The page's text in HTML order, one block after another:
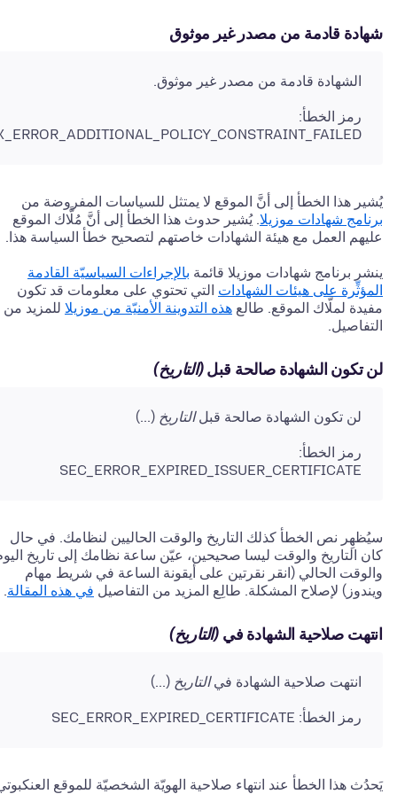
شهادة قادمة من مصدر غير موثوق
الشهادة قادمة من مصدر غير موثوق.
رمز الخطأ:
يُشير هذا الخطأ إلى أنَّ الموقع لا يمتثل للسياسات المفروضة من
برنامج شهادات موزيلا. يُشير حدوث هذا الخطأ إلى أنَّ مُلَّاك الموقع
عليهم العمل مع هيئة الشهادات خاصتهم لتصحيح خطأ السياسة هذا.
ينشر برنامج شهادات موزيلا قائمة بالإجراءات السياسيّة القادمة
المؤثِّرة على هيئات الشهادات التي تحتوي على معلومات قد تكون
مفيدة لملّاك الموقع. طالع هذه التدوينة الأمنيّة من موزيلا للمزيد من
التفاصيل.
لن تكون الشهادة صالحة قبل(التاريخ)
لن تكون الشهادة صالحة قبلالتاريخ (...)
رمز الخطأ:
SEC_ERROR_EXPIRED_ISSUER_CERTIFICATE
سيُظهِر نص الخطأ كذلك التاريخ والوقت الحاليين لنظامك. في حال
كان التاريخ والوقت ليسا صحيحين، عيّن ساعة نظامك إلى تاريخ
والوقت الحالي (انقر نقرتين على أيقونة الساعة في شريط مهام
ويندوز) لإصلاح المشكلة. طالِع المزيد من التفاصيل في هذه المقالة.
انتهت صلاحية الشهادة في (التاريخ)
انتهت صلاحية الشهادة فيالتاريخ (...)
رمز الخطأ: SEC_ERROR_EXPIRED_CERTIFICATE
يَحدُث هذا الخطأ عند انتهاء صلاحية الهويّة الشخصيّة للموقع